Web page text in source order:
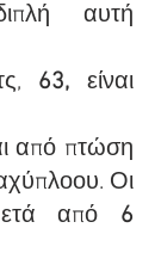
αυτή
63, είναι
από πτώση
Οι
από 6